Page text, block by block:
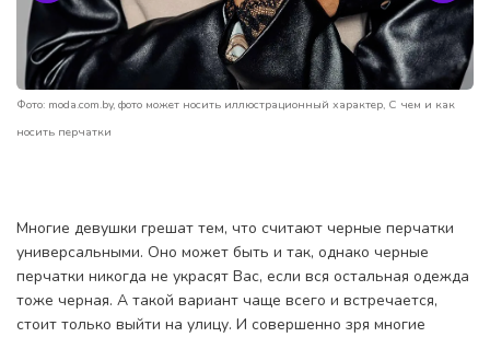
Фото: moda.com.by, фото может носить иллюстрационный характер, С чем и как
носить перчатки
Многие девушки грешат тем, что считают черные перчатки
универсальными. Оно может быть и так, однако черные
перчатки никогда не украсят Вас, если вся остальная одежда
тоже черная. А такой вариант чаще всего и встречается,
стоит только выйти на улицу. И совершенно зря многие